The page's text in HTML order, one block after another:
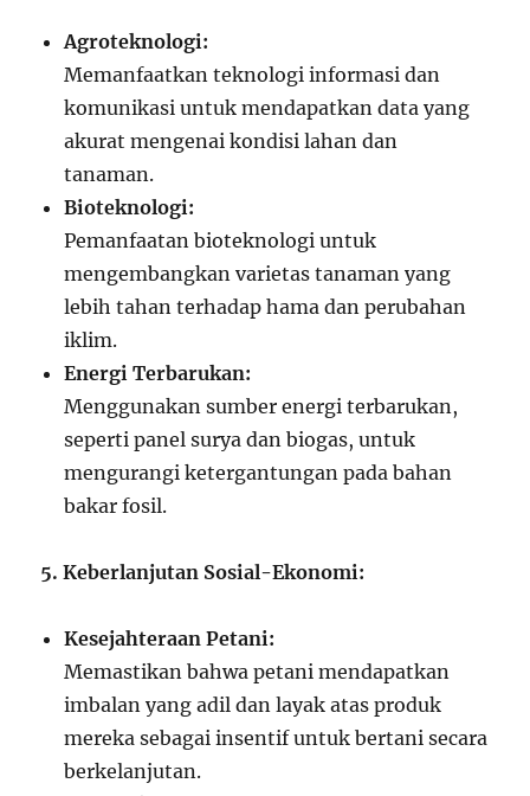
Agroteknologi:
Memanfaatkan teknologi informasi dan
komunikasi untuk mendapatkan data yang
akurat mengenai kondisi lahan dan
tanaman.
Bioteknologi:
Pemanfaatan bioteknologi untuk
mengembangkan varietas tanaman yang
lebih tahan terhadap hama dan perubahan
iklim.
Energi Terbarukan:
Menggunakan sumber energi terbarukan,
seperti panel surya dan biogas, untuk
mengurangi ketergantungan pada bahan
bakar fosil.
5. Keberlanjutan Sosial-Ekonomi:
Kesejahteraan Petani:
Memastikan bahwa petani mendapatkan
imbalan yang adil dan layak atas produk
mereka sebagai insentif untuk bertani secara
berkelanjutan.